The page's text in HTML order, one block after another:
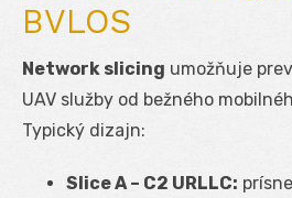
BVLOS
Network slicing umožňuje
UAV služby od bežného
Typický dizajn:
Slice A – C2 URLLC: